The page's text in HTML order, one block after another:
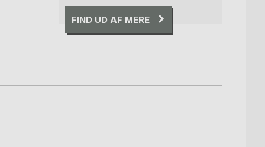
FIND UD AF MERE